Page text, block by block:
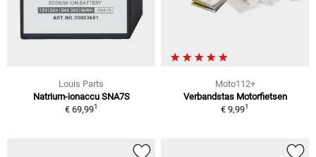
Louis Parts
Natrium-ionaccu SNA7S
€ 69,991
Moto112+
Verbandstas Motorfietsen
€ 9,991